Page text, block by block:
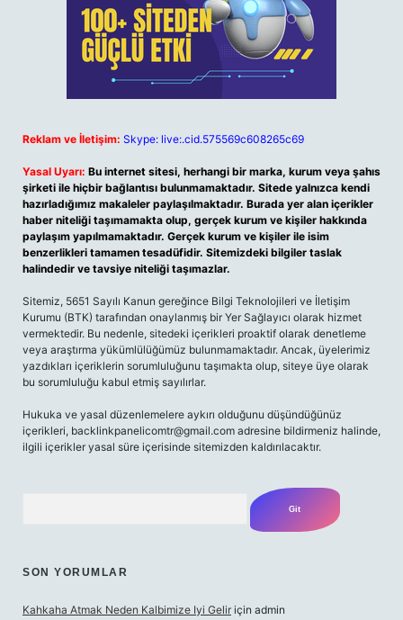
Reklam ve İletişim: Skype: live:.cid.575569c608265c69
Yasal Uyarı: Bu internet sitesi, herhangi bir marka, kurum veya şahıs
şirketi ile hiçbir bağlantısı bulunmamaktadır. Sitede yalnızca kendi
hazırladığımız makaleler paylaşılmaktadır. Burada yer alan içerikler
haber niteliği taşımamakta olup, gerçek kurum ve kişiler hakkında
paylaşım yapılmamaktadır. Gerçek kurum ve kişiler ile isim
benzerlikleri tamamen tesadüfidir. Sitemizdeki bilgiler taslak
halindedir ve tavsiye niteliği taşımazlar.
Sitemiz, 5651 Sayılı Kanun gereğince Bilgi Teknolojileri ve İletişim
Kurumu (BTK) tarafından onaylanmış bir Yer Sağlayıcı olarak hizmet
vermektedir. Bu nedenle, sitedeki içerikleri proaktif olarak denetleme
veya araştırma yükümlülüğümüz bulunmamaktadır. Ancak, üyelerimiz
yazdıkları içeriklerin sorumluluğunu taşımakta olup, siteye üye olarak
bu sorumluluğu kabul etmiş sayılırlar.
Hukuka ve yasal düzenlemelere aykırı olduğunu düşündüğünüz
içerikleri, backlinkpanelicomtr@gmail.com adresine bildirmeniz halinde,
ilgili içerikler yasal süre içerisinde sitemizden kaldırılacaktır.
SON YORUMLAR
Kahkaha Atmak Neden Kalbimize Iyi Gelir için admin